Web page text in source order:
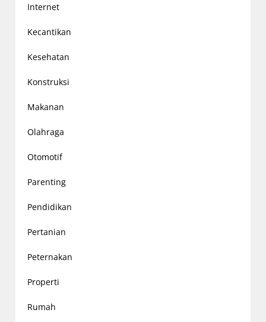
Internet
Kecantikan
Kesehatan
Konstruksi
Makanan
Olahraga
Otomotif
Parenting
Pendidikan
Pertanian
Peternakan
Properti
Rumah